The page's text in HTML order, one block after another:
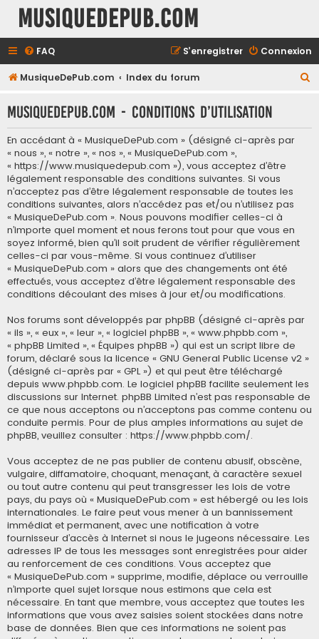
MusiqueDePub.com
FAQ Connexion
S’enregistrer
MusiqueDePub.com Index du forum
h
MusiqueDePub.com - Conditions d’utilisation
En accédant à « MusiqueDePub.com » (désigné ci-après par
« nous », « notre », « nos », « MusiqueDePub.com »,
« https://www.musiquedepub.com »), vous acceptez d’être
légalement responsable des conditions suivantes. Si vous
n’acceptez pas d’être légalement responsable de toutes les
conditions suivantes, alors n’accédez pas et/ou n’utilisez pas
« MusiqueDePub.com ». Nous pouvons modifier celles-ci à
n’importe quel moment et nous ferons tout pour que vous en
soyez informé, bien qu’il soit prudent de vérifier régulièrement
celles-ci par vous-même. Si vous continuez d’utiliser
« MusiqueDePub.com » alors que des changements ont été
effectués, vous acceptez d’être légalement responsable des
conditions découlant des mises à jour et/ou modifications.
Nos forums sont développés par phpBB (désigné ci-après par
« ils », « eux », « leur », « logiciel phpBB », « www.phpbb.com »,
« phpBB Limited », « Équipes phpBB ») qui est un script libre de
forum, déclaré sous la licence « GNU General Public License v2 »
(désigné ci-après par « GPL ») et qui peut être téléchargé
depuis www.phpbb.com. Le logiciel phpBB facilite seulement les
discussions sur Internet. phpBB Limited n’est pas responsable de
ce que nous acceptons ou n’acceptons pas comme contenu ou
conduite permis. Pour de plus amples informations au sujet de
phpBB, veuillez consulter : https://www.phpbb.com/.
Vous acceptez de ne pas publier de contenu abusif, obscène,
vulgaire, diffamatoire, choquant, menaçant, à caractère sexuel
ou tout autre contenu qui peut transgresser les lois de votre
pays, du pays où « MusiqueDePub.com » est hébergé ou les lois
internationales. Le faire peut vous mener à un bannissement
immédiat et permanent, avec une notification à votre
fournisseur d’accès à Internet si nous le jugeons nécessaire. Les
adresses IP de tous les messages sont enregistrées pour aider
au renforcement de ces conditions. Vous acceptez que
« MusiqueDePub.com » supprime, modifie, déplace ou verrouille
n’importe quel sujet lorsque nous estimons que cela est
nécessaire. En tant que membre, vous acceptez que toutes les
informations que vous avez saisies soient stockées dans notre
base de données. Bien que ces informations ne soient pas